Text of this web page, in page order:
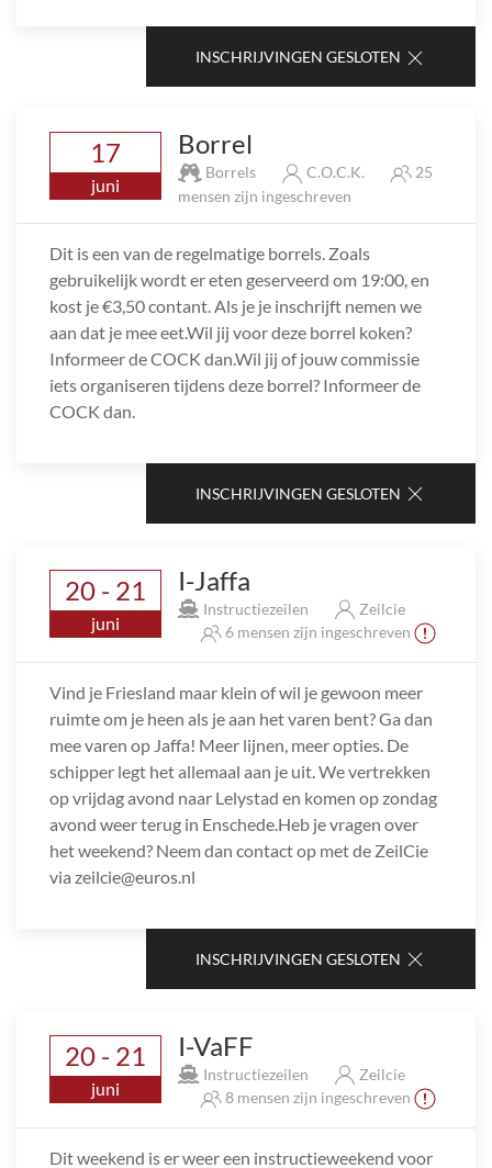
INSCHRIJVINGEN GESLOTEN
17
juni
Borrel
Borrels C.O.C.K.
25
mensen zijn ingeschreven
Dit is een van de regelmatige borrels. Zoals
gebruikelijk wordt er eten geserveerd om 19:00, en
kost je €3,50 contant. Als je je inschrijft nemen we
aan dat je mee eet.Wil jij voor deze borrel koken?
Informeer de COCK dan.Wil jij of jouw commissie
iets organiseren tijdens deze borrel? Informeer de
COCK dan.
INSCHRIJVINGEN GESLOTEN
20 - 21
juni
I-Jaffa
Instructiezeilen
Zeilcie
6 mensen zijn ingeschreven
Vind je Friesland maar klein of wil je gewoon meer
ruimte om je heen als je aan het varen bent? Ga dan
mee varen op Jaffa! Meer lijnen, meer opties. De
schipper legt het allemaal aan je uit. We vertrekken
op vrijdag avond naar Lelystad en komen op zondag
avond weer terug in Enschede.Heb je vragen over
het weekend? Neem dan contact op met de ZeilCie
via zeilcie@euros.nl
INSCHRIJVINGEN GESLOTEN
20 - 21
juni
I-VaFF
Instructiezeilen
Zeilcie
8 mensen zijn ingeschreven
Dit weekend is er weer een instructieweekend voor